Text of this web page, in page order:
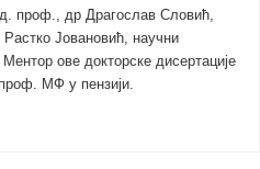
проф., др Драгослав Словић,
Јовановић, научни
ове докторске дисертације
МФ у пензији.